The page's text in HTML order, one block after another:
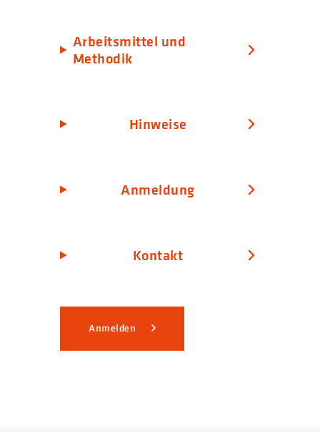
Arbeitsmittel und
Methodik
Hinweise
Anmeldung
Kontakt
Anmelden